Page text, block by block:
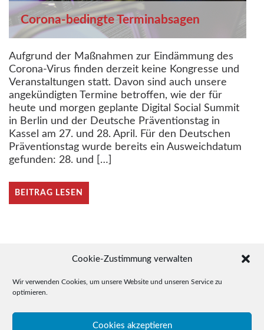
Cookie-Zustimmung verwalten
Wir verwenden Cookies, um unsere Website und unseren Service zu
optimieren.
Cookies akzeptieren
Corona-bedingte Terminabsagen
Aufgrund der Maßnahmen zur Eindämmung des
Corona-Virus finden derzeit keine Kongresse und
Veranstaltungen statt. Davon sind auch unsere
angekündigten Termine betroffen, wie der für
heute und morgen geplante Digital Social Summit
in Berlin und der Deutsche Präventionstag in
Kassel am 27. und 28. April. Für den Deutschen
Präventionstag wurde bereits ein Ausweichdatum
gefunden: 28. und […]
BEITRAG LESEN
Beitragsnavigation
Ältere Beiträge
© 2015-2026 Drudel 11 e.V.
Telefon: +49 (0)3641 / 35 78 05